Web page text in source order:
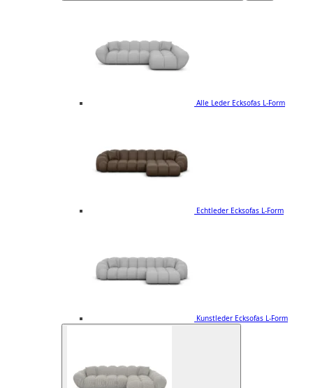
Alle Leder Ecksofas L-Form
Echtleder Ecksofas L-Form
Kunstleder Ecksofas L-Form